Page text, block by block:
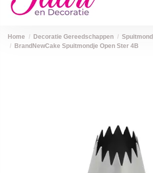
Home Decoratie Gereedschappen
BrandNewCake Spuitmondje Open Ster 4B